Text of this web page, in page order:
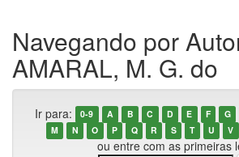
Navegando por
AMARAL, M. G. do
Ir para: 0-9 A B C D E F G
M
N O P Q R S T U V
ou entre com as primeiras